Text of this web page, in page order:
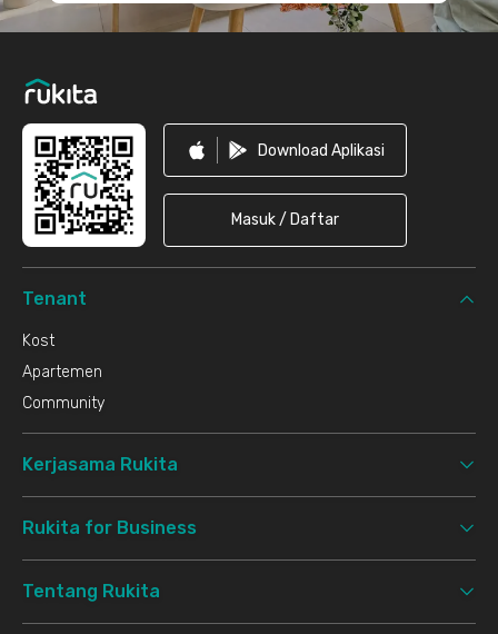
Download Aplikasi
Masuk / Daftar
Tenant
Kost
Apartemen
Community
Kerjasama Rukita
Rukita for Business
Tentang Rukita